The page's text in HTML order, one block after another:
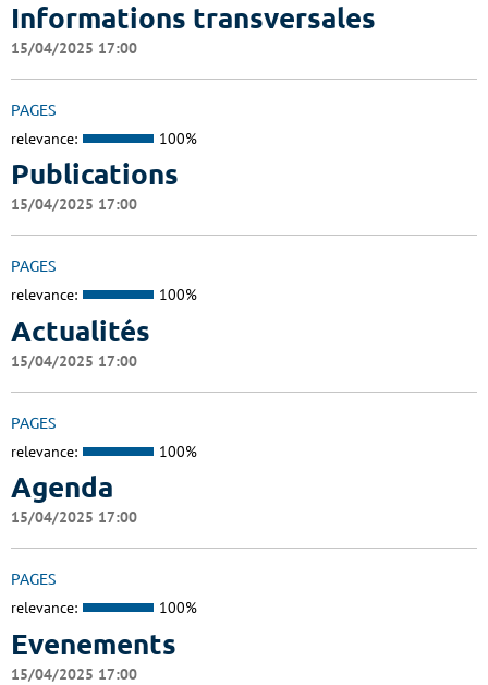
Informations transversales
15/04/2025 17:00
PAGES
relevance: 100%
Publications
15/04/2025 17:00
PAGES
relevance: 100%
Actualités
15/04/2025 17:00
PAGES
relevance: 100%
Agenda
15/04/2025 17:00
PAGES
relevance: 100%
Evenements
15/04/2025 17:00